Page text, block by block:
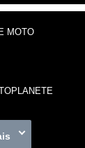
MOTO